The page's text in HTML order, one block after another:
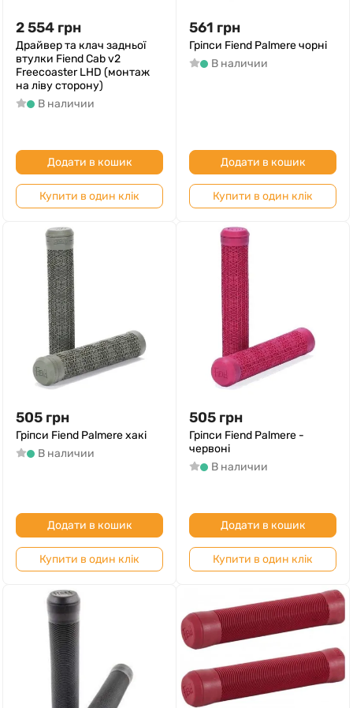
2 554 грн
Драйвер та клач задньої
втулки Fiend Cab v2
Freecoaster LHD (монтаж
на ліву сторону)
В наличии
Додати в кошик
Купити в один клік
561 грн
Гріпси Fiend Palmere чорні
В наличии
Додати в кошик
Купити в один клік
505 грн
Гріпси Fiend Palmere хакі
В наличии
Додати в кошик
Купити в один клік
505 грн
Гріпси Fiend Palmere -
червоні
В наличии
Додати в кошик
Купити в один клік